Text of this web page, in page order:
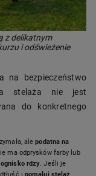
z delikatnym
i odświeżenie
na bezpieczeństwo
stelaża nie jest
do konkretnego
alepodatna na
ma odprysków farby lub
rdzy. Jeśli je
i pomaluj stelaż